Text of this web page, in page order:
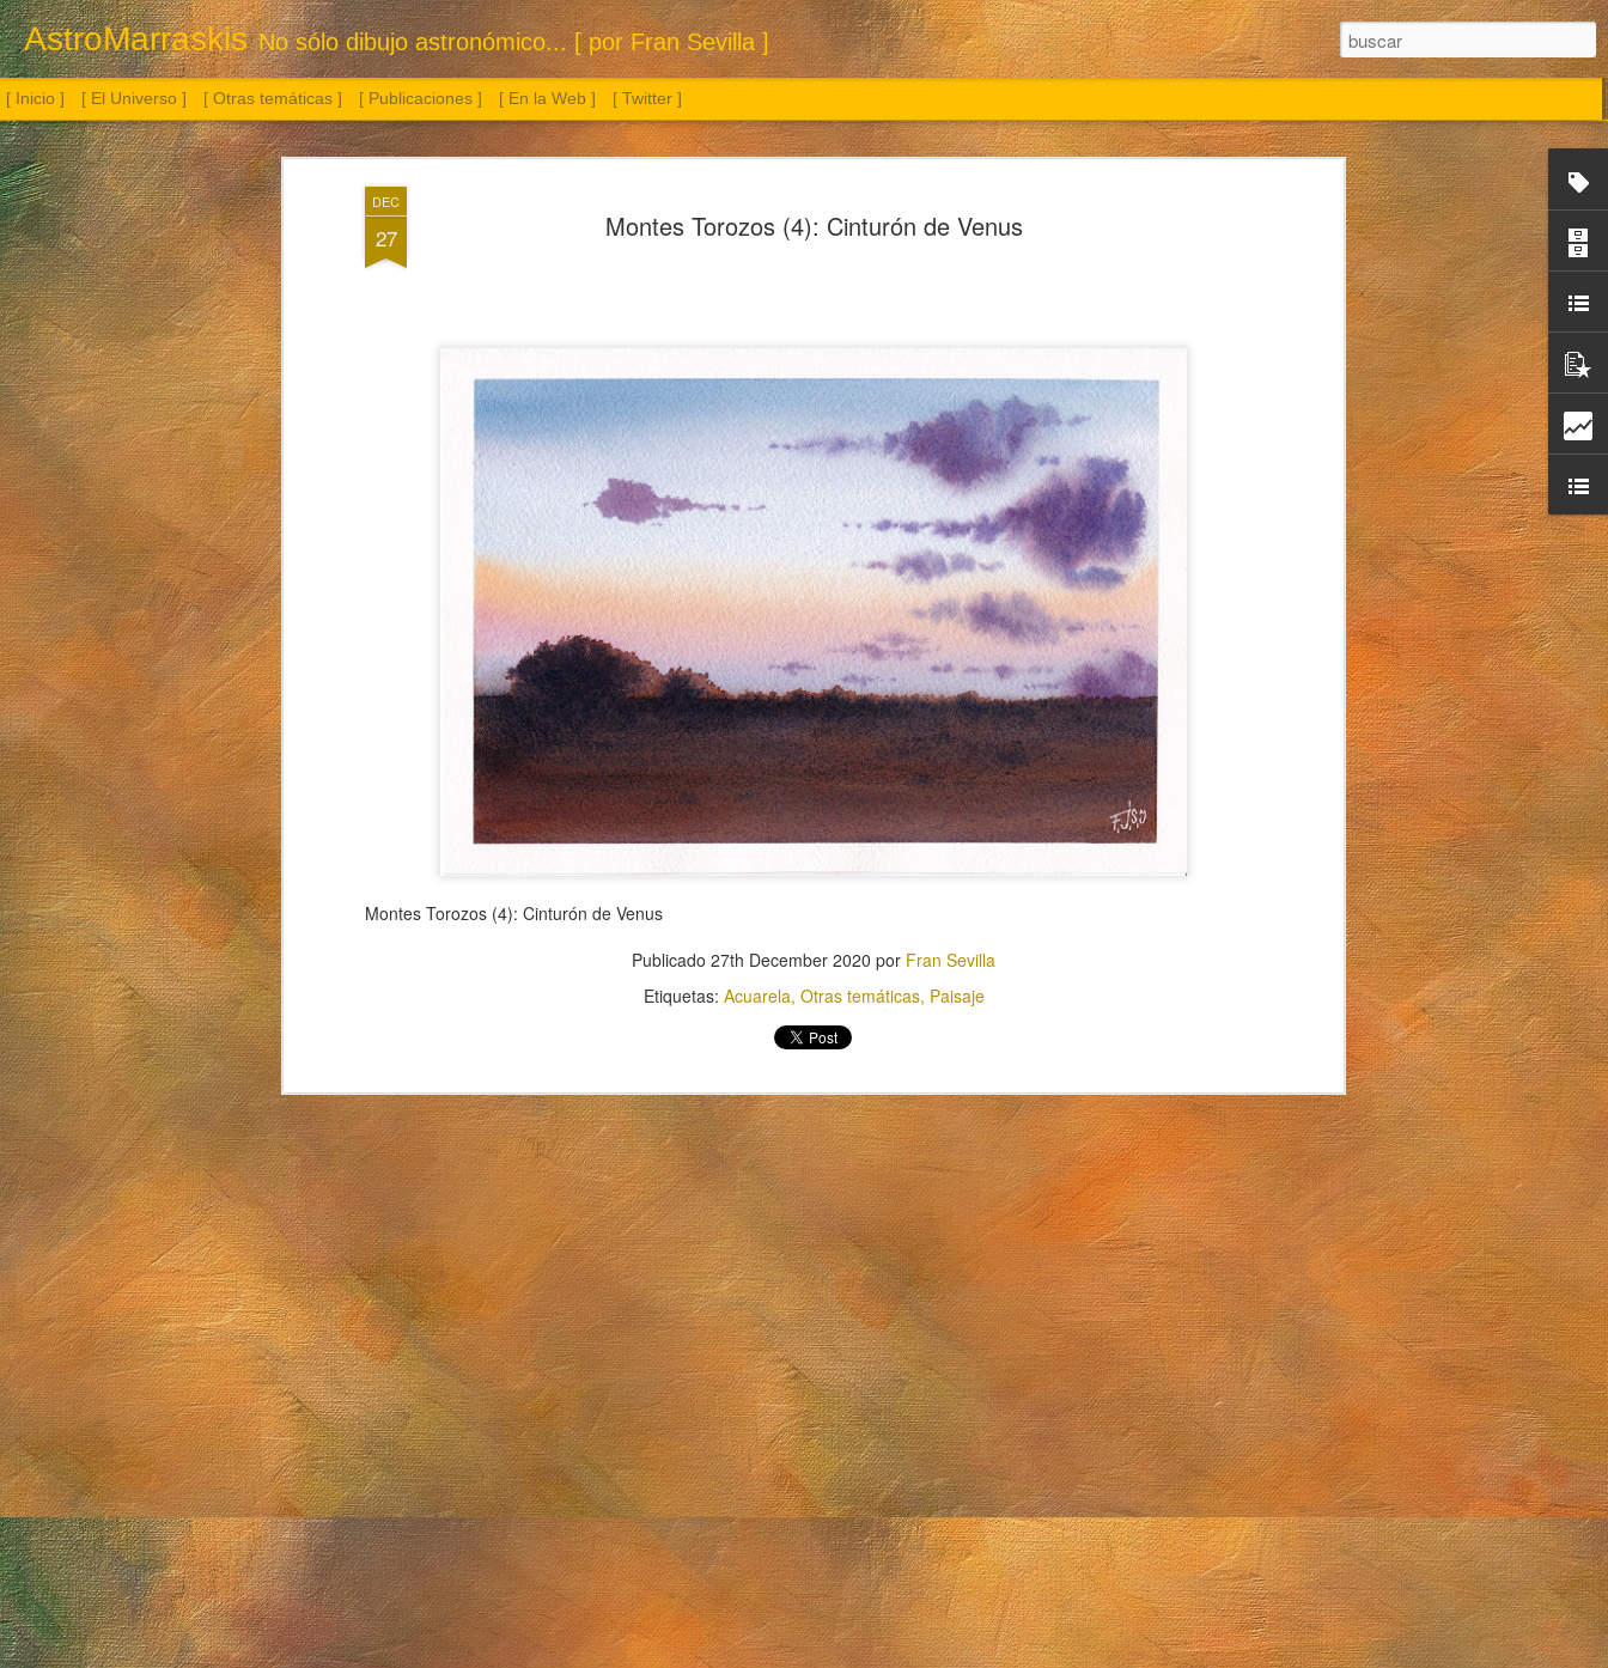
DEC
27 Montes Torozos (4): Cinturón de Venus
Montes Torozos (4): Cinturón de Venus
Publicado 27th December 2020 por Fran Sevilla
Etiquetas: Acuarela Otras temáticas Paisaje
AstroMarraskis No sólo dibujo astronómico... [ por Fran Sevilla ]
[ Inicio ] [ El Universo ] [ Otras temáticas ] [ Publicaciones ] [ En la Web ] [ Twitter ]
Albireo Botella con flor Sol. 3 a 26 de julio de 2026 Manzana
Sol. 19 de julio de 2026 Mugarra Pera Cubo
Sol. 5 al 26 de junio de 2026
Sol. 7 de junio de 2026 Sol. 15 de abril a 29 de mayo de 2026